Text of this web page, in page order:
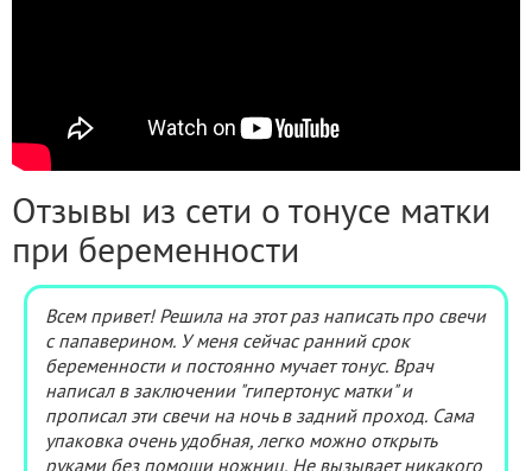
Отзывы из сети о тонусе матки
при беременности
Всем привет! Решила на этот раз написать про свечи
с папаверином. У меня сейчас ранний срок
беременности и постоянно мучает тонус. Врач
написал в заключении "гипертонус матки" и
прописал эти свечи на ночь в задний проход. Сама
упаковка очень удобная, легко можно открыть
руками без помощи ножниц. Не вызывает никакого